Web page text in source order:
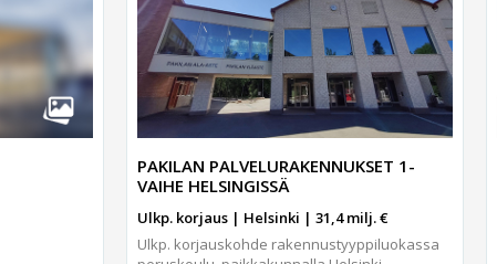
PAKILAN PALVELURAKENNUKSET 1-
VAIHE HELSINGISSÄ
Ulkp. korjaus | Helsinki | 31,4 milj. €
Ulkp. korjauskohde rakennustyyppiluokassa